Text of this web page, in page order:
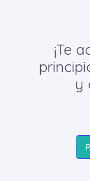
¡Te
y